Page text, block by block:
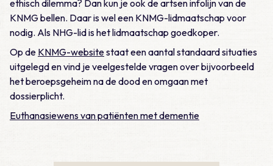
ethisch dilemma? Dan kun je ook de artsen infolijn van de
KNMG bellen. Daar is wel een KNMG-lidmaatschap voor
nodig. Als NHG-lid is het lidmaatschap goedkoper.
Op de KNMG-websitestaat een aantal standaard situaties
uitgelegd en vind je veelgestelde vragen over bijvoorbeeld
het beroepsgeheim na de dood en omgaan met
dossierplicht.
Euthanasiewens van patiënten met dementie